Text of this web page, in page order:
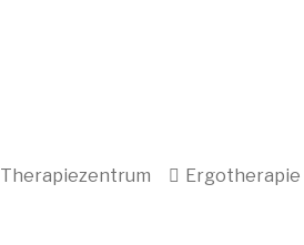
Therapiezentrum Ergotherapie